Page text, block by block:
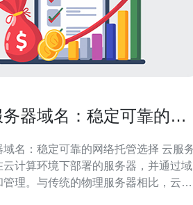
器域名：稳定可靠的网
名：稳定可靠的网络托管选择 云服务
云计算环境下部署的服务器，并通过域
理。与传统的物理服务器相比，云服